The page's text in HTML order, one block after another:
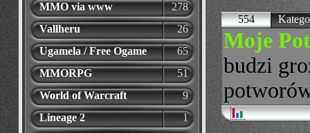
MMO via www
278
Vallheru
26
Ugamela / Free Ogame
65
MMORPG
51
World of Warcraft
9
Lineage 2
1
554
Moje
budzi